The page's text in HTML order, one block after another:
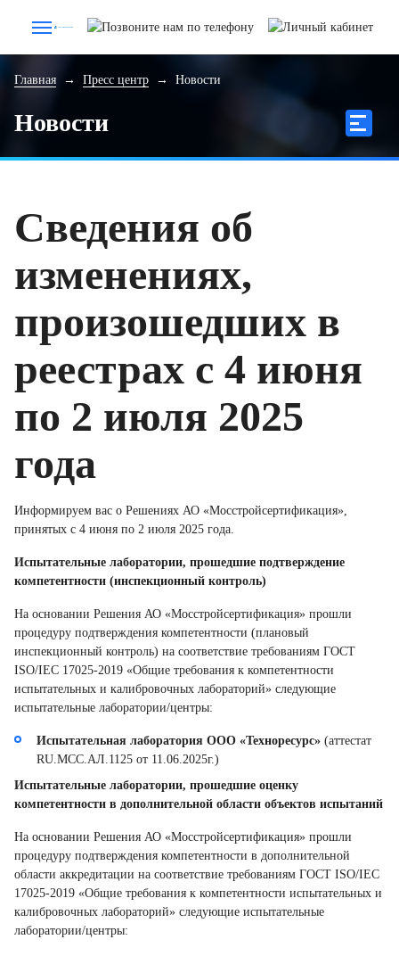
Главная → Пресс центр → Новости
Новости
Сведения об
изменениях,
произошедших в
реестрах с 4 июня
по 2 июля 2025
года
Информируем вас о Решениях АО «Мосстройсертификация»,
принятых с 4 июня по 2 июля 2025 года.
Испытательные лаборатории, прошедшие подтверждение
компетентности (инспекционный контроль)
На основании Решения АО «Мосстройсертификация» прошли
процедуру подтверждения компетентности (плановый
инспекционный контроль) на соответствие требованиям ГОСТ
ISO/IEC 17025-2019 «Общие требования к компетентности
испытательных и калибровочных лабораторий» следующие
испытательные лаборатории/центры:
Испытательная лаборатория ООО «Техноресурс» (аттестат
RU.MCC.АЛ.1125 от 11.06.2025г.)
Испытательные лаборатории, прошедшие оценку
компетентности в дополнительной области объектов испытаний
На основании Решения АО «Мосстройсертификация» прошли
процедуру подтверждения компетентности в дополнительной
области аккредитации на соответствие требованиям ГОСТ ISO/IEC
17025-2019 «Общие требования к компетентности испытательных и
калибровочных лабораторий» следующие испытательные
лаборатории/центры: